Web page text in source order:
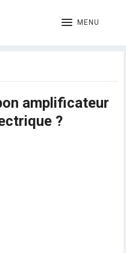
MENU
amplificateur
?